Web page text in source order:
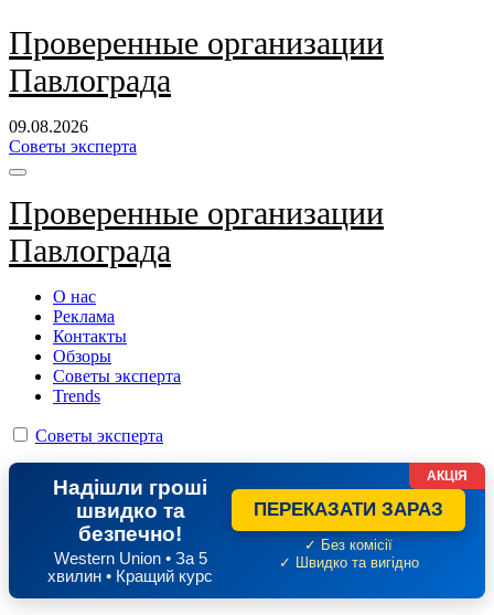
Перейти
к
содержанию
Проверенные организации
Павлограда
09.08.2026
Советы эксперта
Проверенные организации
Павлограда
О нас
Реклама
Контакты
Обзоры
Советы эксперта
Trends
Советы эксперта
Надішли гроші
швидко та
безпечно!
Western Union • За 5
хвилин • Кращий курс
ПЕРЕКАЗАТИ ЗАРАЗ
✓ Без комісії
✓ Швидко та вигідно
АКЦІЯ